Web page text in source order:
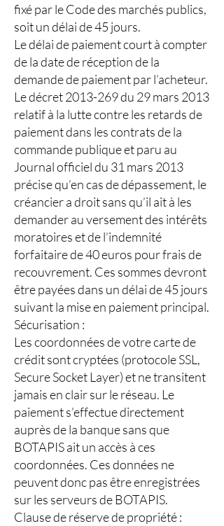
fixé par le Code des marchés publics,
soit un délai de 45 jours.
Le délai de paiement court à compter
de la date de réception de la
demande de paiement par l’acheteur.
Le décret2013-269du 29 mars 2013
relatif à la lutte contre les retards de
paiement dans les contrats de la
commande publique et paru au
Journal officiel du 31 mars 2013
précise qu’en cas de dépassement, le
créancier a droit sans qu’il ait à les
demander au versement des intérêts
moratoires et de l’indemnité
forfaitaire de 40 euros pour frais de
recouvrement. Ces sommes devront
être payées dans un délai de 45 jours
suivant la mise en paiement principal.
Sécurisation :
Les coordonnées de votre carte de
crédit sont cryptées (protocole SSL,
Secure Socket Layer) et ne transitent
jamais en clair sur le réseau. Le
paiement s’effectue directement
auprès de la banque sans que
BOTAPIS ait un accès à ces
coordonnées. Ces données ne
peuvent donc pas être enregistrées
sur les serveurs de BOTAPIS.
Clause de réserve de propriété :